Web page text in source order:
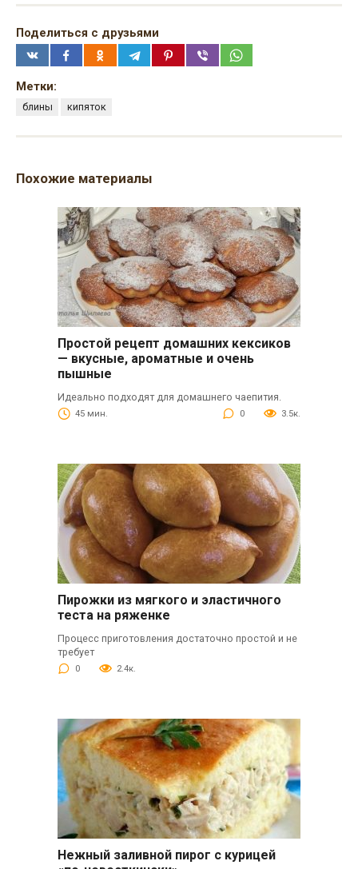
Поделиться с друзьями
Метки:
блины кипяток
Похожие материалы
Простой рецепт домашних кексиков
— вкусные, ароматные и очень
пышные
Идеально подходят для домашнего чаепития.
45 мин. 0 3.5к.
Пирожки из мягкого и эластичного
теста на ряженке
Процесс приготовления достаточно простой и не
требует
0 2.4к.
Нежный заливной пирог с курицей